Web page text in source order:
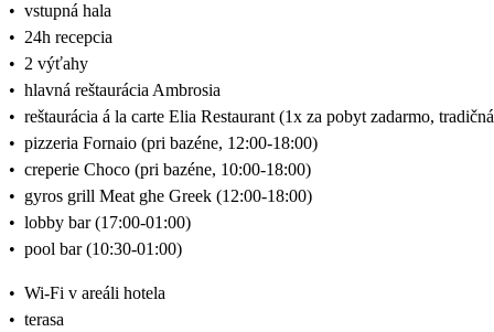
• vstupná hala
• 24h recepcia
• 2 výťahy
• hlavná reštaurácia Ambrosia
• reštaurácia á la carte Elia Restaurant (1x za pobyt zadarmo,
• pizzeria Fornaio (pri bazéne, 12:00-18:00)
• creperie Choco (pri bazéne, 10:00-18:00)
• gyros grill Meat ghe Greek (12:00-18:00)
• lobby bar (17:00-01:00)
• pool bar (10:30-01:00)
• Wi-Fi v areáli hotela
• terasa